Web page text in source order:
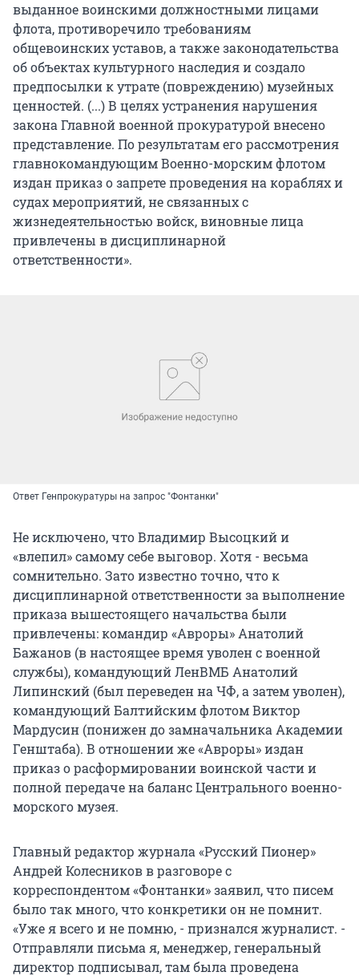
выданное воинскими должностными лицами
флота, противоречило требованиям
общевоинских уставов, а также законодательства
об объектах культурного наследия и создало
предпосылки к утрате (повреждению) музейных
ценностей. (...) В целях устранения нарушения
закона Главной военной прокуратурой внесено
представление. По результатам его рассмотрения
главнокомандующим Военно-морским флотом
издан приказ о запрете проведения на кораблях и
судах мероприятий, не связанных с
жизнедеятельностью войск, виновные лица
привлечены в дисциплинарной
ответственности».
Ответ Генпрокуратуры на запрос "Фонтанки"
Не исключено, что Владимир Высоцкий и
«влепил» самому себе выговор. Хотя - весьма
сомнительно. Зато известно точно, что к
дисциплинарной ответственности за выполнение
приказа вышестоящего начальства были
привлечены: командир «Авроры» Анатолий
Бажанов (в настоящее время уволен с военной
службы), командующий ЛенВМБ Анатолий
Липинский (был переведен на ЧФ, а затем уволен),
командующий Балтийским флотом Виктор
Мардусин (понижен до замначальника Академии
Генштаба). В отношении же «Авроры» издан
приказ о расформировании воинской части и
полной передаче на баланс Центрального военно-
морского музея.
Главный редактор журнала «Русский Пионер»
Андрей Колесников в разговоре с
корреспондентом «Фонтанки» заявил, что писем
было так много, что конкретики он не помнит.
«Уже я всего и не помню, - признался журналист. -
Отправляли письма я, менеджер, генеральный
директор подписывал, там была проведена